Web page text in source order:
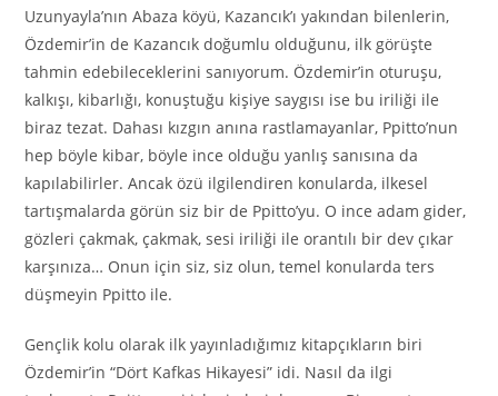
Uzunyayla’nın Abaza köyü, Kazancık’ı yakından bilenlerin,
Özdemir’in de Kazancık doğumlu olduğunu, ilk görüşte
tahmin edebileceklerini sanıyorum. Özdemir’in oturuşu,
kalkışı, kibarlığı, konuştuğu kişiye saygısı ise bu iriliği ile
biraz tezat. Dahası kızgın anına rastlamayanlar, Ppitto’nun
hep böyle kibar, böyle ince olduğu yanlış sanısına da
kapılabilirler. Ancak özü ilgilendiren konularda, ilkesel
tartışmalarda görün siz bir de Ppitto’yu. O ince adam gider,
gözleri çakmak, çakmak, sesi iriliği ile orantılı bir dev çıkar
karşınıza… Onun için siz, siz olun, temel konularda ters
düşmeyin Ppitto ile.
Gençlik kolu olarak ilk yayınladığımız kitapçıkların biri
Özdemir’in “Dört Kafkas Hikayesi” idi. Nasıl da ilgi